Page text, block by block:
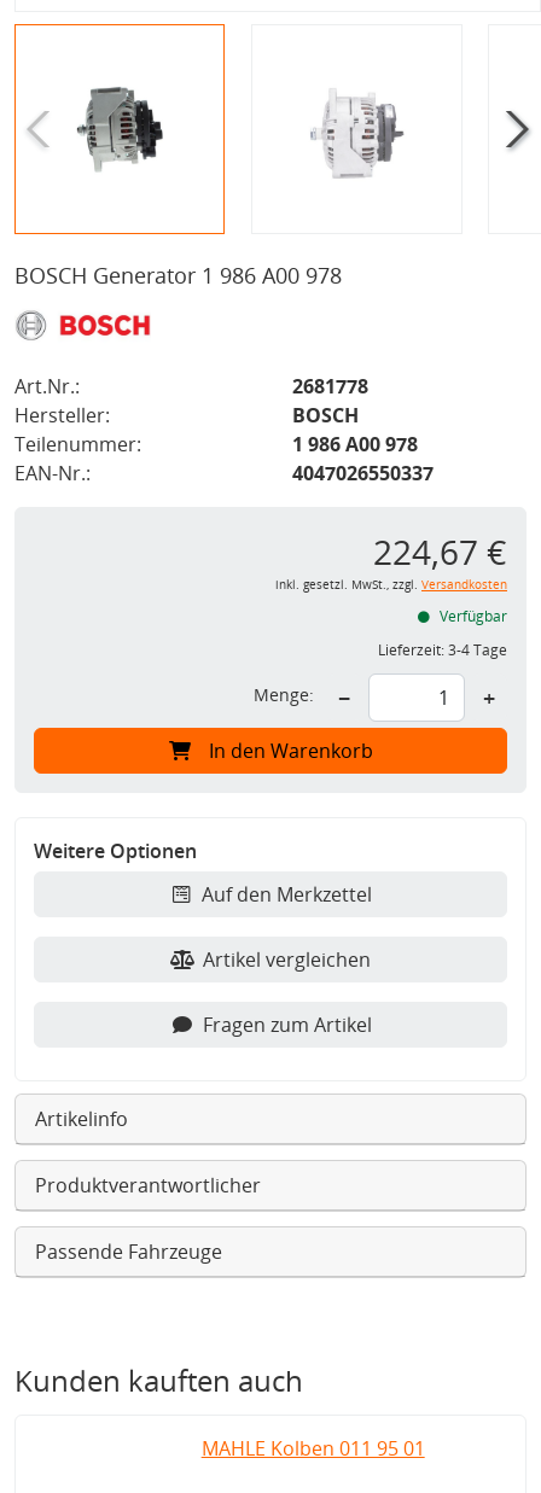
BOSCH Generator 1 986 A00 978
Art.Nr.:
2681778
Hersteller:
BOSCH
Teilenummer:
1 986 A00 978
EAN-Nr.:
4047026550337
224,67 €
inkl. gesetzl. MwSt., zzgl. Versandkosten
Verfügbar
Lieferzeit:3-4 Tage
Menge: − +
In den Warenkorb
Weitere Optionen
Auf den Merkzettel
Artikel vergleichen
Fragen zum Artikel
Artikelinfo
Produktverantwortlicher
Passende Fahrzeuge
Kunden kauften auch
MAHLE Kolben 011 95 01